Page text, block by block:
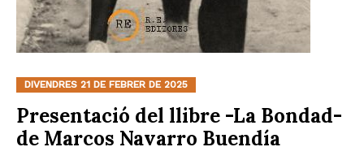
DIVENDRES 21 DE FEBRER DE 2025
Presentació del llibre -La Bondad-
de Marcos Navarro Buendía